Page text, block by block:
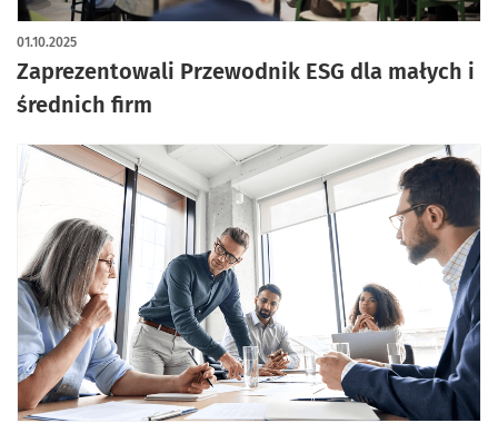
Zaprezentowali Przewodnik ESG dla małych i
średnich firm
01.10.2025